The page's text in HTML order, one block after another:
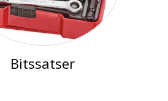
Bitssatser